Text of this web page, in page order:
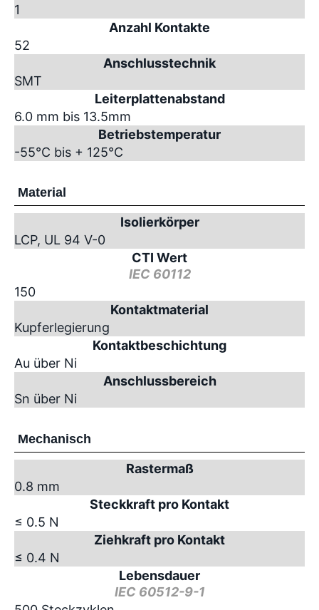
1
Anzahl Kontakte
52
Anschlusstechnik
SMT
Leiterplattenabstand
6.0 mm bis 13.5mm
Betriebstemperatur
-55°C bis + 125°C
Material
Isolierkörper
LCP, UL 94 V-0
CTI Wert
IEC 60112
150
Kontaktmaterial
Kupferlegierung
Kontaktbeschichtung
Au über Ni
Anschlussbereich
Sn über Ni
Mechanisch
Rastermaß
0.8 mm
Steckkraft pro Kontakt
≤ 0.5 N
Ziehkraft pro Kontakt
≤ 0.4 N
Lebensdauer
IEC 60512-9-1